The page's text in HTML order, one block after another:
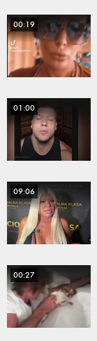
00:19
01:00
09:06
00:27